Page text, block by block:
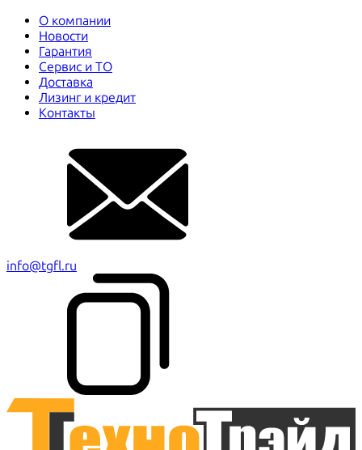
О компании
Новости
Гарантия
Сервис и ТО
Доставка
Лизинг и кредит
Контакты
info@tgfl.ru